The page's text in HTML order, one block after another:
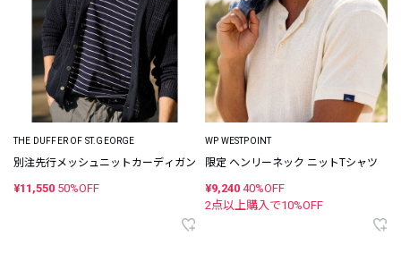
THE DUFFER OF ST.GEORGE
別注先行メッシュニットカーディガン
¥11,550 50%OFF
WP WESTPOINT
限定 ヘンリーネック ニットTシャツ
¥9,240 40%OFF
2点以上購入で10%OFF